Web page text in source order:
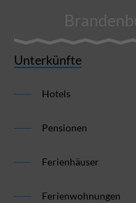
Unterkünfte
Hotels
Pensionen
Ferienhäuser
Ferienwohnungen